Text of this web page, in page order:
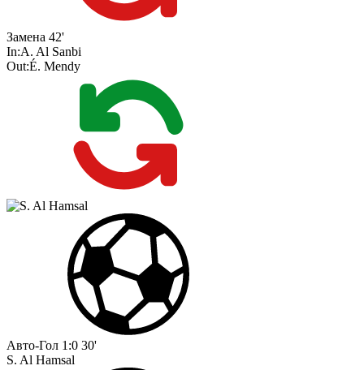
Замена 42'
In:A. Al Sanbi
Out:É. Mendy
Авто-Гол 1:0 30'
S. Al Hamsal